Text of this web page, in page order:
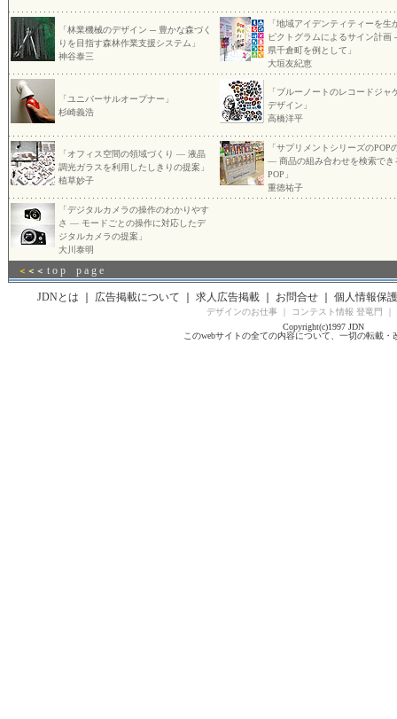
「林業機械のデザイン ─ 豊かな森づく
りを目指す森林作業支援システム」
神谷泰三
「地域アイデンティティーを生
ピクトグラムによるサイン計画
県千倉町を例として」
大垣友紀恵
「ユニバーサルオープナー」
杉崎義浩
「ブルーノートのレコードジャ
デザイン」
高橋洋平
「オフィス空間の領域づくり — 液晶
調光ガラスを利用したしきりの提案」
植草妙子
「サプリメントシリーズのPOP
— 商品の組み合わせを検索でき
POP」
重徳祐子
「デジタルカメラの操作のわかりやす
さ — モードごとの操作に対応したデ
ジタルカメラの提案」
大川泰明
＜ ＜ ＜ t o p p a g e
JDNとは 広告掲載について 求人広告掲載｜ お問合せ｜ 個人情報保
デザインのお仕事｜ コンテスト情報 登竜門
Copyright(c)1997 JDN
このwebサイトの全ての内容について、一切の転載・